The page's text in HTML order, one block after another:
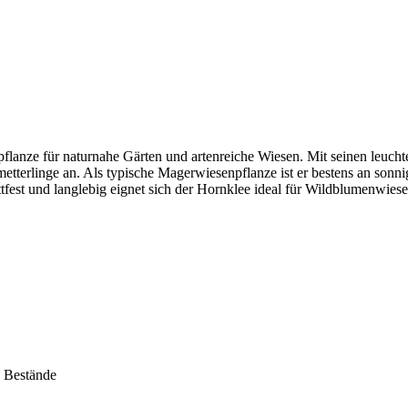
für naturnahe Gärten und artenreiche Wiesen. Mit seinen
an. Als typische Magerwiesenpflanze ist er bestens an
und langlebig eignet sich der Hornklee ideal für